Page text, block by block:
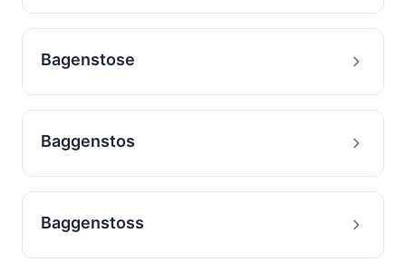
Bagenstose
Baggenstos
Baggenstoss